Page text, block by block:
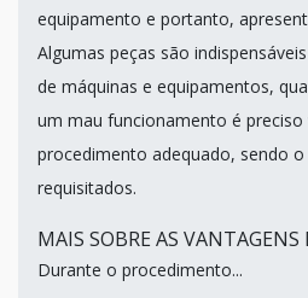
equipamento e portanto,
Algumas peças são
de máquinas e equipamentos,
um mau funcionamento é preciso
procedimento adequado, sendo
requisitados.
MAIS SOBRE AS
Durante o procedimento...